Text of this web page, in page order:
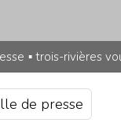
▪ trois-rivières
de presse